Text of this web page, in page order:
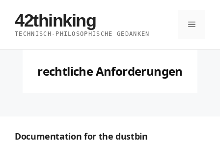
Inhalt
springen
42thinking
TECHNISCH-PHILOSOPHISCHE GEDANKEN
Menü
rechtliche Anforderungen
Documentation for the dustbin